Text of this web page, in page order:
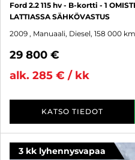
Ford 2.2 115 hv - B-kortti - 1
LATTIASSA SÄHKÖVASTUS
2009 , Manuaali, Diesel, 158 000
29 800 €
alk. 285 € / kk
KATSO TIEDOT
3 kk lyhennysvapaa